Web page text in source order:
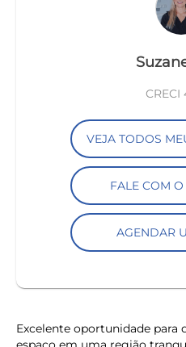
CRECI
VEJA TODOS
FALE COM
AGENDAR
Excelente oportunidade para